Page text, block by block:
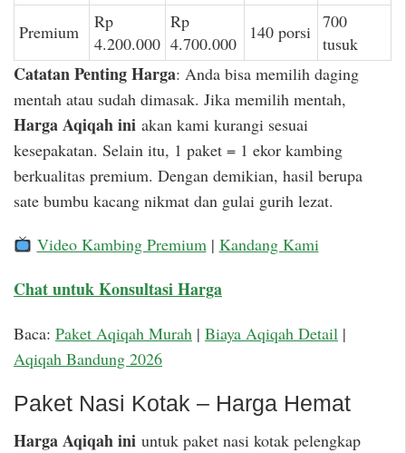
Premium
Rp
4.200.000
Rp
4.700.000
140 porsi 700
tusuk
Catatan Penting Harga: Anda bisa memilih daging
mentah atau sudah dimasak. Jika memilih mentah,
Harga Aqiqah ini akan kami kurangi sesuai
kesepakatan. Selain itu, 1 paket = 1 ekor kambing
berkualitas premium. Dengan demikian, hasil berupa
sate bumbu kacang nikmat dan gulai gurih lezat.
Video Kambing Premium| Kandang Kami
Chat untuk Konsultasi Harga
Baca: Paket Aqiqah Murah | Biaya Aqiqah Detail |
Aqiqah Bandung 2026
Paket Nasi Kotak – Harga Hemat
Harga Aqiqah ini untuk paket nasi kotak pelengkap